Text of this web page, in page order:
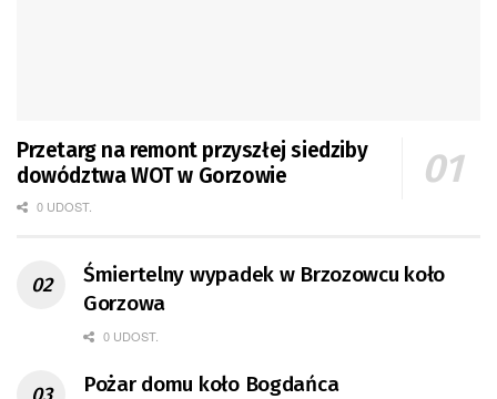
Przetarg na remont przyszłej siedziby
dowództwa WOT w Gorzowie
0 UDOST.
Śmiertelny wypadek w Brzozowcu koło
Gorzowa
0 UDOST.
Pożar domu koło Bogdańca